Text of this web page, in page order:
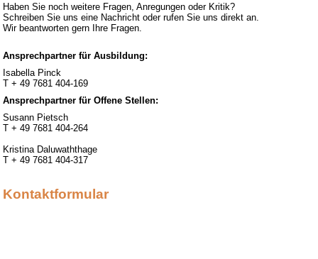
Haben Sie noch weitere Fragen, Anregungen oder Kritik?
Schreiben Sie uns eine Nachricht oder rufen Sie uns direkt an.
Wir beantworten gern Ihre Fragen.
Ansprechpartner für Ausbildung:
Isabella Pinck
T + 49 7681 404-169
Ansprechpartner für Offene Stellen:
Susann Pietsch
T + 49 7681 404-264
Kristina Daluwaththage
T + 49 7681 404-317
Kontaktformular